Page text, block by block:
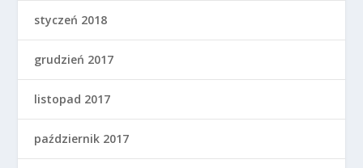
styczeń 2018
grudzień 2017
listopad 2017
październik 2017